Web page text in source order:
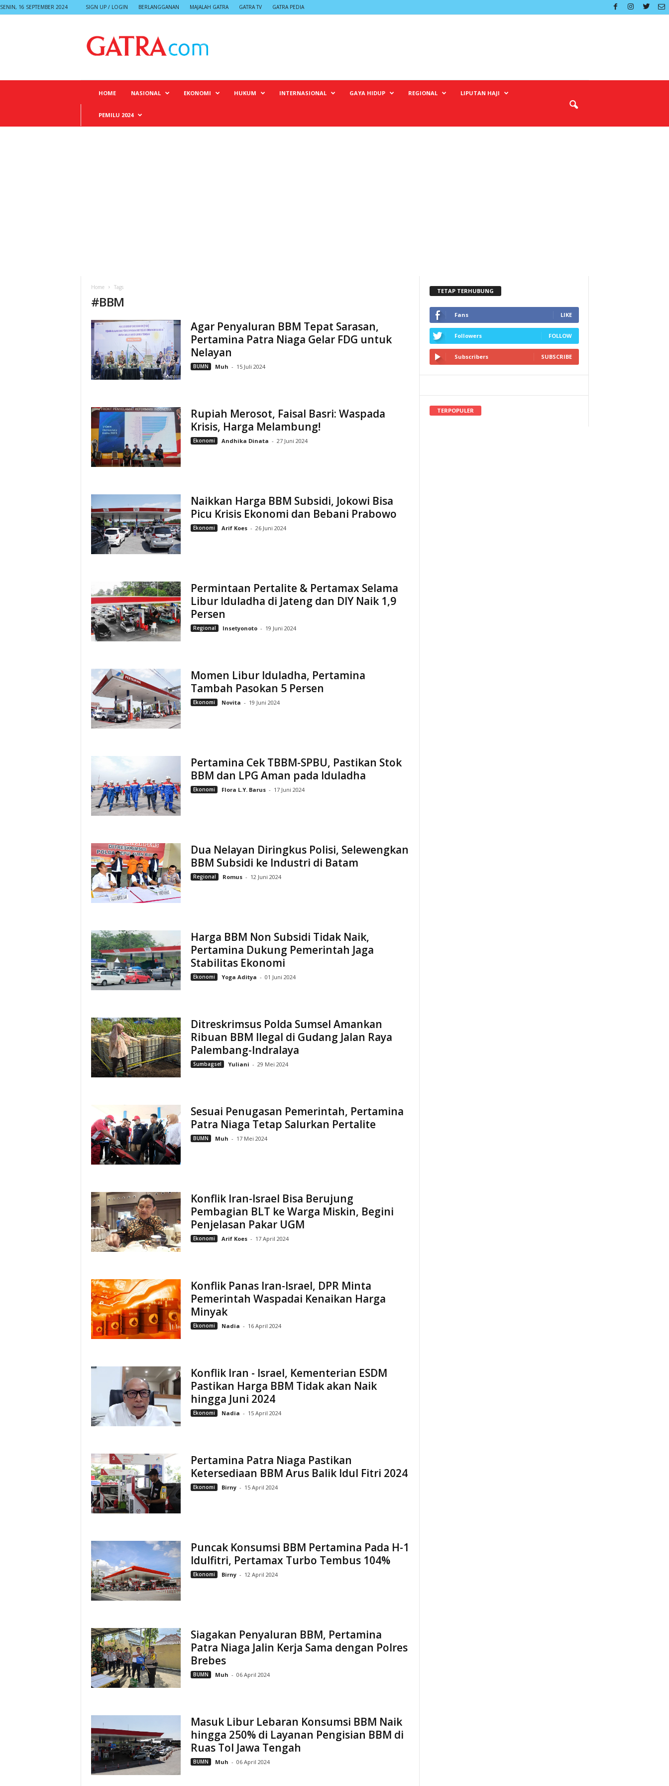
SENIN, 16 SEPTEMBER 2024 SIGN UP / LOGIN BERLANGGANAN MAJALAH GATRA GATRA TV GATRA PEDIA
HOME NASIONAL EKONOMI HUKUM INTERNASIONAL GAYA HIDUP REGIONAL LIPUTAN HAJI
PEMILU 2024
Home Tags
#BBM
Agar Penyaluran BBM Tepat Sarasan,
Pertamina Patra Niaga Gelar FDG untuk
Nelayan
BUMN Muh - 15 Juli 2024
Rupiah Merosot, Faisal Basri: Waspada
Krisis, Harga Melambung!
Ekonomi Andhika Dinata - 27 Juni 2024
Naikkan Harga BBM Subsidi, Jokowi Bisa
Picu Krisis Ekonomi dan Bebani Prabowo
Ekonomi Arif Koes - 26 Juni 2024
Permintaan Pertalite & Pertamax Selama
Libur Iduladha di Jateng dan DIY Naik 1,9
Persen
Regional Insetyonoto - 19 Juni 2024
Momen Libur Iduladha, Pertamina
Tambah Pasokan 5 Persen
Ekonomi Novita - 19 Juni 2024
Pertamina Cek TBBM-SPBU, Pastikan Stok
BBM dan LPG Aman pada Iduladha
Ekonomi Flora L.Y. Barus - 17 Juni 2024
Dua Nelayan Diringkus Polisi, Selewengkan
BBM Subsidi ke Industri di Batam
Regional Romus - 12 Juni 2024
Harga BBM Non Subsidi Tidak Naik,
Pertamina Dukung Pemerintah Jaga
Stabilitas Ekonomi
Ekonomi Yoga Aditya - 01 Juni 2024
Ditreskrimsus Polda Sumsel Amankan
Ribuan BBM Ilegal di Gudang Jalan Raya
Palembang-Indralaya
Sumbagsel Yuliani - 29 Mei 2024
Sesuai Penugasan Pemerintah, Pertamina
Patra Niaga Tetap Salurkan Pertalite
BUMN Muh - 17 Mei 2024
Konflik Iran-Israel Bisa Berujung
Pembagian BLT ke Warga Miskin, Begini
Penjelasan Pakar UGM
Ekonomi Arif Koes - 17 April 2024
Konflik Panas Iran-Israel, DPR Minta
Pemerintah Waspadai Kenaikan Harga
Minyak
Ekonomi Nadia - 16 April 2024
Konflik Iran - Israel, Kementerian ESDM
Pastikan Harga BBM Tidak akan Naik
hingga Juni 2024
Ekonomi Nadia - 15 April 2024
Pertamina Patra Niaga Pastikan
Ketersediaan BBM Arus Balik Idul Fitri 2024
Ekonomi Birny - 15 April 2024
Puncak Konsumsi BBM Pertamina Pada H-1
Idulfitri, Pertamax Turbo Tembus 104%
Ekonomi Birny - 12 April 2024
Siagakan Penyaluran BBM, Pertamina
Patra Niaga Jalin Kerja Sama dengan Polres
Brebes
BUMN Muh - 06 April 2024
Masuk Libur Lebaran Konsumsi BBM Naik
hingga 250% di Layanan Pengisian BBM di
Ruas Tol Jawa Tengah
BUMN Muh - 06 April 2024
TETAP TERHUBUNG
Fans LIKE
Followers FOLLOW
Subscribers SUBSCRIBE
TERPOPULER